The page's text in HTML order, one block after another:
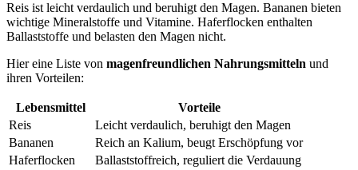
Reis ist leicht verdaulich und beruhigt den Magen. Bananen bieten
wichtige Mineralstoffe und Vitamine. Haferflocken enthalten
Ballaststoffe und belasten den Magen nicht.
Hier eine Liste von magenfreundlichen Nahrungsmitteln und
ihren Vorteilen:
Lebensmittel
Vorteile
Reis
Leicht verdaulich, beruhigt den Magen
Bananen
Reich an Kalium, beugt Erschöpfung vor
Haferflocken
Ballaststoffreich, reguliert die Verdauung